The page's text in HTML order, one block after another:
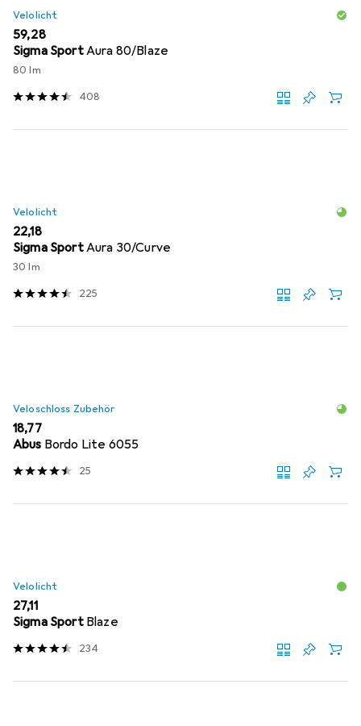
Velolicht
EUR
59,28
Sigma SportAura 80/Blaze
80 lm
408
Velolicht
EUR
22,18
Sigma SportAura 30/Curve
30 lm
225
Veloschloss Zubehör
EUR
18,77
Abus Bordo Lite 6055
25
Velolicht
EUR
27,11
Sigma Sport Blaze
234